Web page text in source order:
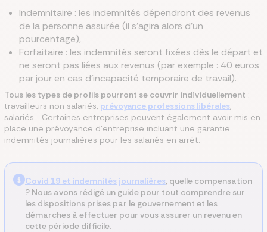
Indemnitaire : les indemnités dépendront des revenus
de la personne assurée (il s’agira alors d’un
pourcentage),
Forfaitaire : les indemnités seront fixées dès le départ et
ne seront pas liées aux revenus (par exemple : 40 euros
par jour en cas d’incapacité temporaire de travail).
Tous les types de profils pourront se couvrir individuellement :
travailleurs non salariés, prévoyance professions libérales,
salariés… Certaines entreprises peuvent également avoir mis en
place une prévoyance d’entreprise incluant une garantie
indemnités journalières pour les salariés en arrêt.
Covid 19 et indemnités journalières, quelle compensation
? Nous avons rédigé un guide pour tout comprendre sur
les dispositions prises par le gouvernement et les
démarches à effectuer pour vous assurer un revenu en
cette période difficile.